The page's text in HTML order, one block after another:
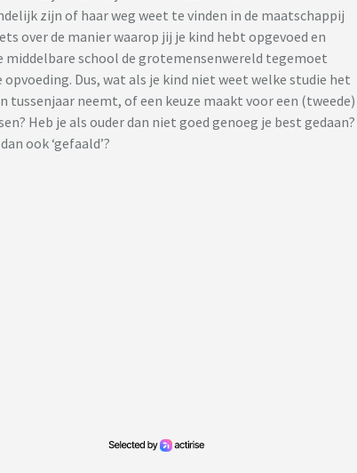
zijn of haar weg weet te vinden in de maatschappij
over de manier waarop jij je kind hebt opgevoed en
middelbare school de grotemensenwereld tegemoet
Dus, wat als je kind niet weet welke studie het
tussenjaar neemt, of een keuze maakt voor een (tweede)
Heb je als ouder dan niet goed genoeg je best gedaan?
ook ‘gefaald’?